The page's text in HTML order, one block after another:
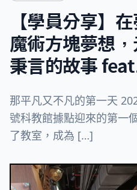
【學員分享】
魔術方塊夢想
秉言的故事
那平凡又不凡的第一天
號科教館據點迎來的第一
了教室，成為 […]